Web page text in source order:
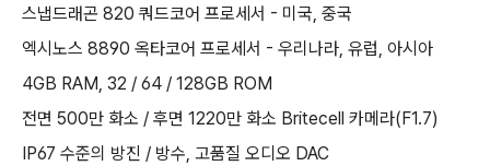
스냅드래곤 820 쿼드코어 프로세서 - 미국, 중국
엑시노스 8890 옥타코어 프로세서 - 우리나라, 유럽, 아시아
4GB RAM, 32 / 64 / 128GB ROM
전면 500만 화소 / 후면 1220만 화소 Britecell 카메라(F1.7)
IP67 수준의 방진 / 방수, 고품질 오디오 DAC